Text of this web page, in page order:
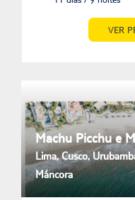
VER
Machu Picchu e
Lima, Cusco,
Máncora